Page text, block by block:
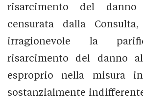
risarcimento del
censurata dalla
irragionevole la
risarcimento del danno
esproprio nella misura
sostanzialmente